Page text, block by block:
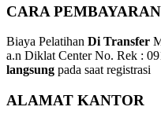
CARA PEMBAYARAN
Biaya Pelatihan Di Transfer
a.n Diklat Center No. Rek :
langsung pada saat registrasi
ALAMAT KANTOR